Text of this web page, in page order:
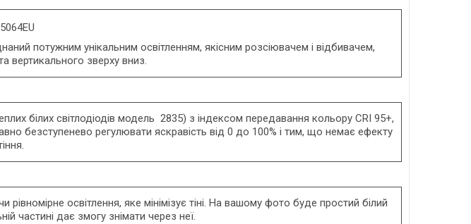
потужним унікальним освітленням, якісним розсіювачем і відбивачем,
вертикального зверху вниз.
білих світлодіодів модель 2835) з індексом передавання кольору CRI 95+,
безступенево регулювати яскравість від 0 до 100% і тим, що немає ефекту
освітлення, яке мінімізує тіні. На вашому фото буде простий білий
частині дає змогу знімати через неї.